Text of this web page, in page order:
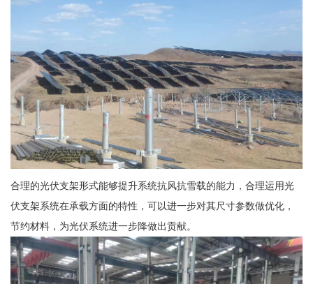
合理的光伏支架形式能够提升系统抗风抗雪载的能力，合理运用光
伏支架系统在承载方面的特性，可以进一步对其尺寸参数做优化，
节约材料，为光伏系统进一步降做出贡献。